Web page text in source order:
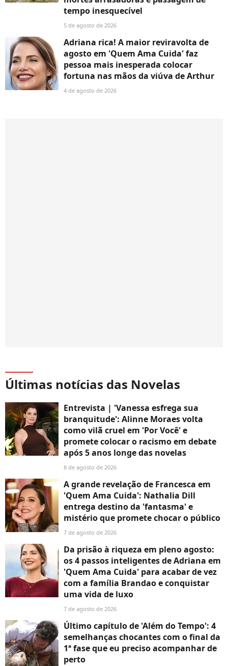
tempo inesquecível
5 de agosto de 2026
Adriana rica! A maior reviravolta de
agosto em 'Quem Ama Cuida' faz
pessoa mais inesperada colocar
fortuna nas mãos da viúva de Arthur
4 de agosto de 2026
Últimas notícias das Novelas
Entrevista | 'Vanessa esfrega sua
branquitude': Alinne Moraes volta
como vilã cruel em 'Por Você' e
promete colocar o racismo em debate
após 5 anos longe das novelas
8 de agosto de 2026
A grande revelação de Francesca em
'Quem Ama Cuida': Nathalia Dill
entrega destino da 'fantasma' e
mistério que promete chocar o público
7 de agosto de 2026
Da prisão à riqueza em pleno agosto:
os 4 passos inteligentes de Adriana em
'Quem Ama Cuida' para acabar de vez
com a família Brandao e conquistar
uma vida de luxo
7 de agosto de 2026
Último capítulo de 'Além do Tempo': 4
semelhanças chocantes com o final da
1ª fase que eu preciso acompanhar de
perto